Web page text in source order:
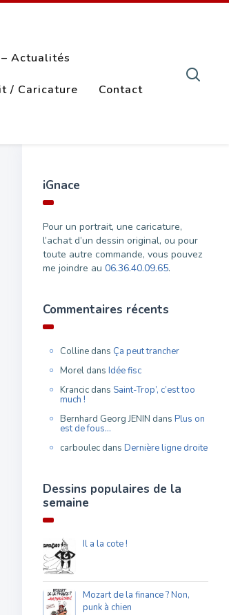
Actualités
/ Caricature Contact
iGnace
Pour un portrait, une caricature,
l’achat d’un dessin original, ou pour
toute autre commande, vous pouvez
me joindre au 06.36.40.09.65.
Commentaires récents
Colline dans Ça peut trancher
Morel dans Idée fisc
Krancic dans Saint-Trop’, c’est too
much !
Bernhard Georg JENIN dans Plus on
est de fous…
carboulec dans Dernière ligne droite
Dessins populaires de la
semaine
Il a la cote !
Mozart de la finance ? Non,
punk à chien